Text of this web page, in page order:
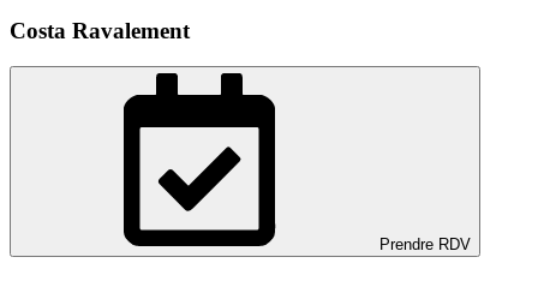
Costa Ravalement
Prendre RDV